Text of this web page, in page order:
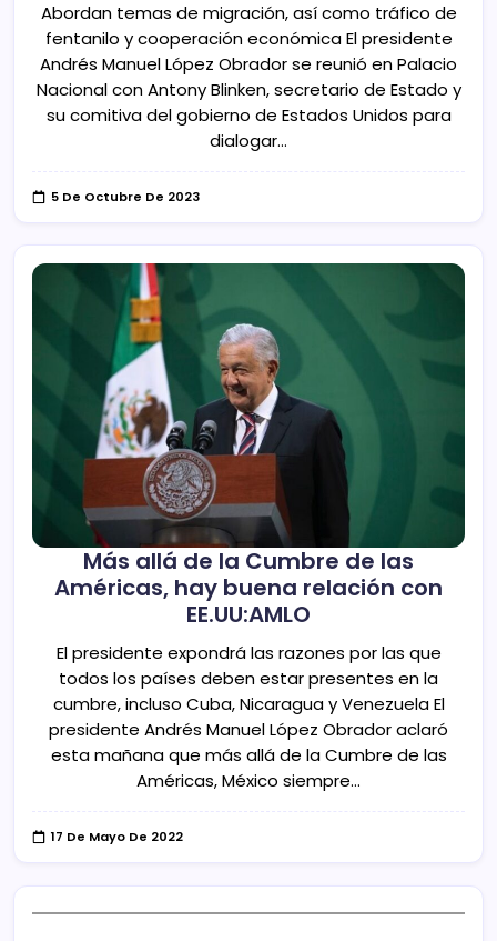
Abordan temas de migración, así como tráfico de
fentanilo y cooperación económica El presidente
Andrés Manuel López Obrador se reunió en Palacio
Nacional con Antony Blinken, secretario de Estado y
su comitiva del gobierno de Estados Unidos para
dialogar…
5 De Octubre De 2023
Más allá de la Cumbre de las
Américas, hay buena relación con
EE.UU:AMLO
El presidente expondrá las razones por las que
todos los países deben estar presentes en la
cumbre, incluso Cuba, Nicaragua y Venezuela El
presidente Andrés Manuel López Obrador aclaró
esta mañana que más allá de la Cumbre de las
Américas, México siempre…
17 De Mayo De 2022